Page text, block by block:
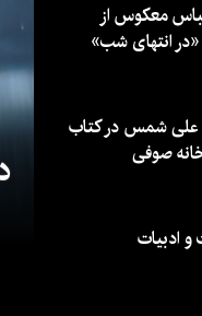
معکوس از
انتهای شب»
علی شمس در کتاب
صوفی
ادبیات